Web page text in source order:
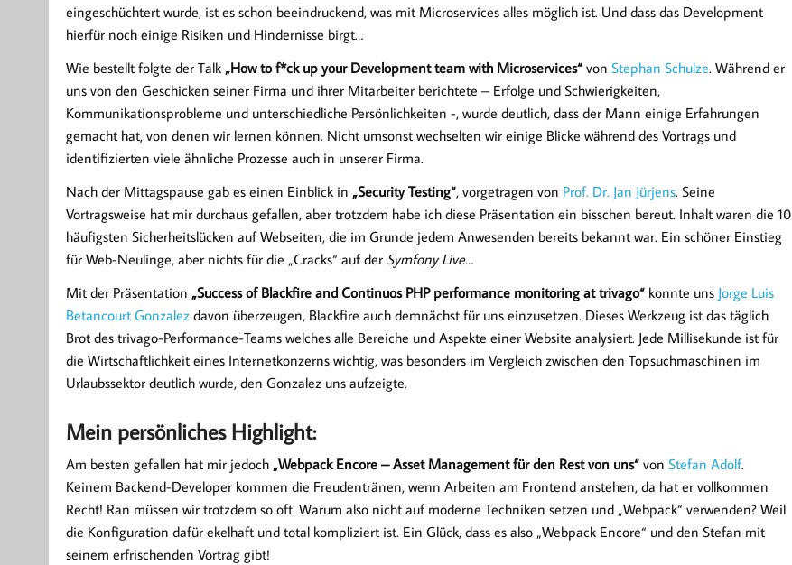
eingeschüchtert wurde, ist es schon beeindruckend, was mit Microservices alles möglich ist. Und dass das Development
hierfür noch einige Risiken und Hindernisse birgt…
Wie bestellt folgte der Talk „How to f*ck up your Development team with Microservices“von Stephan Schulze. Während er
uns von den Geschicken seiner Firma und ihrer Mitarbeiter berichtete – Erfolge und Schwierigkeiten,
Kommunikationsprobleme und unterschiedliche Persönlichkeiten -, wurde deutlich, dass der Mann einige Erfahrungen
gemacht hat, von denen wir lernen können. Nicht umsonst wechselten wir einige Blicke während des Vortrags und
identifizierten viele ähnliche Prozesse auch in unserer Firma.
Nach der Mittagspause gab es einen Einblick in „Security Testing“, vorgetragen von Prof. Dr. Jan Jürjens. Seine
Vortragsweise hat mir durchaus gefallen, aber trotzdem habe ich diese Präsentation ein bisschen bereut. Inhalt waren die 10
häufigsten Sicherheitslücken auf Webseiten, die im Grunde jedem Anwesenden bereits bekannt war. Ein schöner Einstieg
für Web-Neulinge, aber nichts für die „Cracks“ auf der Symfony Live…
Mit der Präsentation „Success of Blackfire and Continuos PHP performance monitoring at trivago“konnte uns Jorge Luis
Betancourt Gonzalezdavon überzeugen, Blackfire auch demnächst für uns einzusetzen. Dieses Werkzeug ist das täglich
Brot des trivago-Performance-Teams welches alle Bereiche und Aspekte einer Website analysiert. Jede Millisekunde ist für
die Wirtschaftlichkeit eines Internetkonzerns wichtig, was besonders im Vergleich zwischen den Topsuchmaschinen im
Urlaubssektor deutlich wurde, den Gonzalez uns aufzeigte.
Mein persönliches Highlight:
Am besten gefallen hat mir jedoch „Webpack Encore – Asset Management für den Rest von uns“von Stefan Adolf.
Keinem Backend-Developer kommen die Freudentränen, wenn Arbeiten am Frontend anstehen, da hat er vollkommen
Recht! Ran müssen wir trotzdem so oft. Warum also nicht auf moderne Techniken setzen und „Webpack“ verwenden? Weil
die Konfiguration dafür ekelhaft und total kompliziert ist. Ein Glück, dass es also „Webpack Encore“ und den Stefan mit
seinem erfrischenden Vortrag gibt!